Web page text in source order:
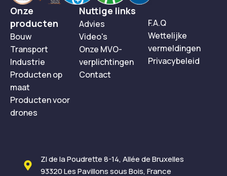
Onze
producten
Bouw
Transport
Industrie
Producten op
maat
Producten voor
drones
Nuttige links
Advies
Video's
Onze MVO-
verplichtingen
Contact
F.A.Q
Wettelijke
vermeldingen
Privacybeleid
ZI de la Poudrette 8-14, Allée de Bruxelles
93320 Les Pavillons sous Bois, France